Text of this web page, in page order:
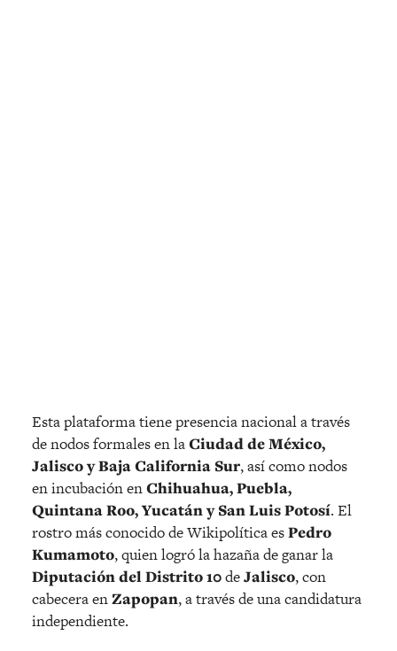
Esta plataforma tiene presencia nacional a través
de nodos formales en laCiudad de México,
Jalisco y Baja California Sur, así como nodos
en incubación enChihuahua, Puebla,
Quintana Roo, Yucatán y San Luis Potosí. El
rostro más conocido de Wikipolítica esPedro
Kumamoto, quien logró la hazaña de ganar la
Diputación del Distrito 10deJalisco, con
cabecera enZapopan, a través de una candidatura
independiente.